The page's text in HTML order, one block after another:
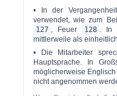
• In der
verwendet, wie zum
127 , Feuer 128 . In
mittlerweile als
• Die Mitarbeiter
Hauptsprache. In
möglicherweise
nicht angenommen